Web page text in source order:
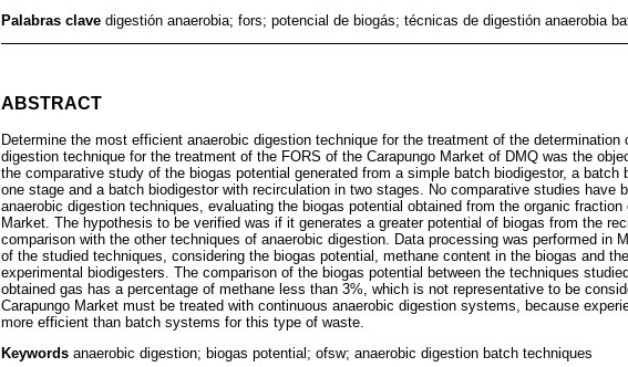
Palabras clave digestión anaerobia; fors; potencial de biogás; técnicas de digestión anaerobia
ABSTRACT
Determine the most efficient anaerobic digestion technique for the treatment of the
digestion technique for the treatment of the FORS of the Carapungo Market of DMQ was the
the comparative study of the biogas potential generated from a simple batch biodigestor, a batch
one stage and a batch biodigestor with recirculation in two stages. No comparative studies have
anaerobic digestion techniques, evaluating the biogas potential obtained from the organic
Market. The hypothesis to be verified was if it generates a greater potential of biogas from the
comparison with the other techniques of anaerobic digestion. Data processing was performed in
of the studied techniques, considering the biogas potential, methane content in the biogas and
experimental biodigesters. The comparison of the biogas potential between the techniques
obtained gas has a percentage of methane less than 3%, which is not representative to be
Carapungo Market must be treated with continuous anaerobic digestion systems, because
more efficient than batch systems for this type of waste.
Keywords anaerobic digestion; biogas potential; ofsw; anaerobic digestion batch techniques